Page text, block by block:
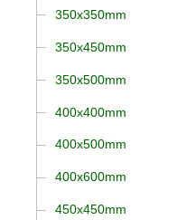
350x350mm
350x450mm
350x500mm
400x400mm
400x500mm
400x600mm
450x450mm